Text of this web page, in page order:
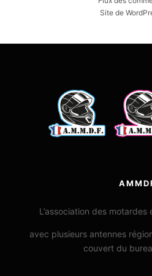
Site de
L’association des
avec plusieurs antennes
couvert du